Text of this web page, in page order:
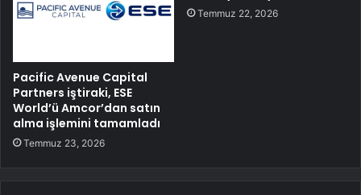
Pacific Avenue Capital
Partners iştiraki, ESE
World’ü Amcor’dan satın
alma işlemini tamamladı
Temmuz 23, 2026
Temmuz 22, 2026